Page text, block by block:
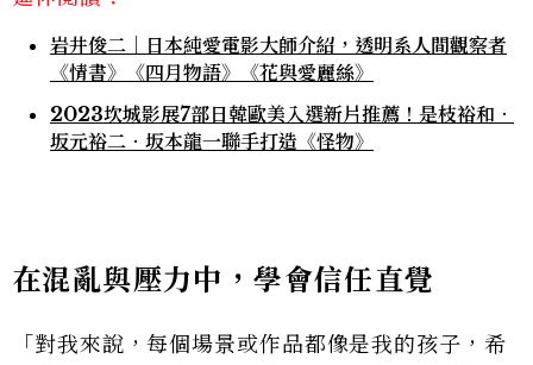
岩井俊二｜日本純愛電影大師介紹，透明系人間觀察者
《情書》《四月物語》《花與愛麗絲》
2023坎城影展7部日韓歐美入選新片推薦！是枝裕和．
坂元裕二．坂本龍一聯手打造《怪物》
在混亂與壓力中，學會信任直覺
「對我來說，每個場景或作品都像是我的孩子，希